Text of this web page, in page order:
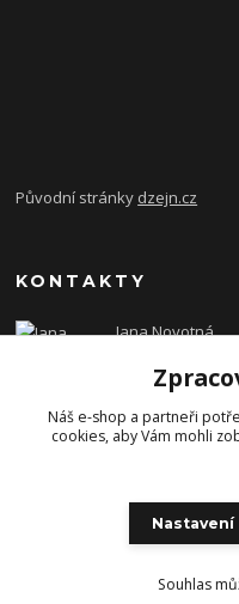
Původní stránky dzejn.cz
KONTAKTY
Jana Novotná
dzejn.n@email.cz
Vytvořeno
Náš e-shop a partneři
cookies, aby Vám mohli
Nastavení
Souhlas